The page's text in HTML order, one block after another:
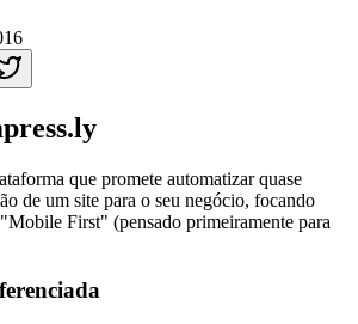
que promete automatizar quase
de um site para o seu negócio, focando
First" (pensado primeiramente para